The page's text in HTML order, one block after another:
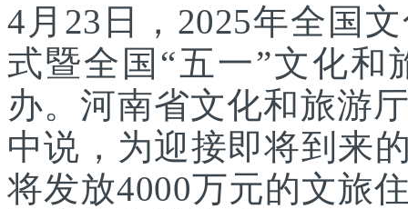
4月23日，2025年全国
式暨全国“五一”文化
办。河南省文化和旅游
中说，为迎接即将到来
将发放4000万元的文旅